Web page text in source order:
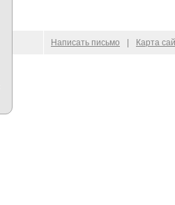
Написать письмо Карта